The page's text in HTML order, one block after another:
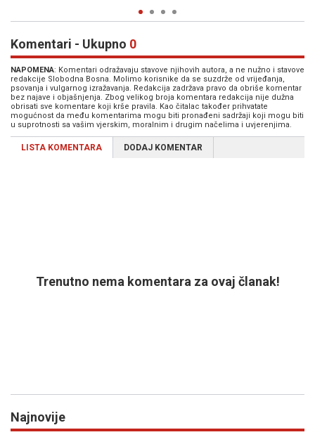
Komentari - Ukupno 0
NAPOMENA: Komentari odražavaju stavove njihovih autora, a ne nužno i stavove
redakcije Slobodna Bosna. Molimo korisnike da se suzdrže od vrijeđanja,
psovanja i vulgarnog izražavanja. Redakcija zadržava pravo da obriše komentar
bez najave i objašnjenja. Zbog velikog broja komentara redakcija nije dužna
obrisati sve komentare koji krše pravila. Kao čitalac također prihvatate
mogućnost da među komentarima mogu biti pronađeni sadržaji koji mogu biti
u suprotnosti sa vašim vjerskim, moralnim i drugim načelima i uvjerenjima.
LISTA KOMENTARA DODAJ KOMENTAR
Trenutno nema komentara za ovaj članak!
Najnovije